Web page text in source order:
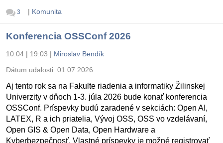
3 | Komunita
Konferencia OSSConf 2026
10.04 | 19:03 | Miroslav Bendík
Dátum udalosti: 01.07.2026
Aj tento rok sa na Fakulte riadenia a informatiky Žilinskej
Univerzity v dňoch 1-3. júla 2026 bude konať konferencia
OSSConf. Príspevky budú zaradené v sekciách: Open AI,
LATEX, R a ich priatelia, Vývoj OSS, OSS vo vzdelávaní,
Open GIS & Open Data, Open Hardware a
Kyberbezpečnosť. Vlastné príspevky je možné registrovať